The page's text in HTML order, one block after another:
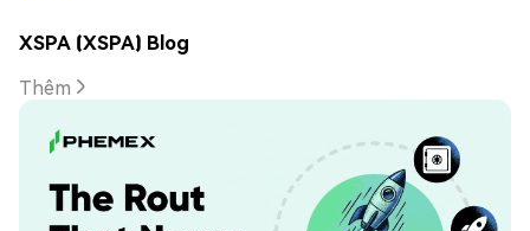
XSPA (XSPA) Blog
Thêm